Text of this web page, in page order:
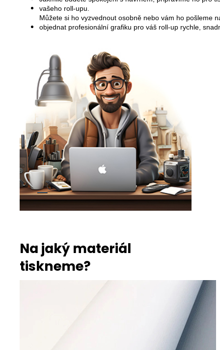
vašeho roll-upu.
Můžete si ho vyzvednout osobně nebo vám ho pošleme
objednat profesionální grafiku pro váš roll-up rychle,
Na jaký materiál
tiskneme?